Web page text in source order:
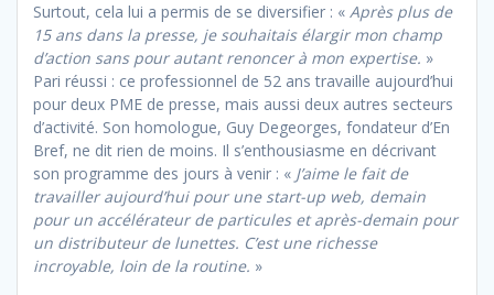
Surtout, cela lui a permis de se diversifier : « Après plus de
15 ans dans la presse, je souhaitais élargir mon champ
d’action sans pour autant renoncer à mon expertise. »
Pari réussi : ce professionnel de 52 ans travaille aujourd’hui
pour deux PME de presse, mais aussi deux autres secteurs
d’activité. Son homologue, Guy Degeorges, fondateur d’En
Bref, ne dit rien de moins. Il s’enthousiasme en décrivant
son programme des jours à venir : « J’aime le fait de
travailler aujourd’hui pour une start-up web, demain
pour un accélérateur de particules et après-demain pour
un distributeur de lunettes. C’est une richesse
incroyable, loin de la routine. »